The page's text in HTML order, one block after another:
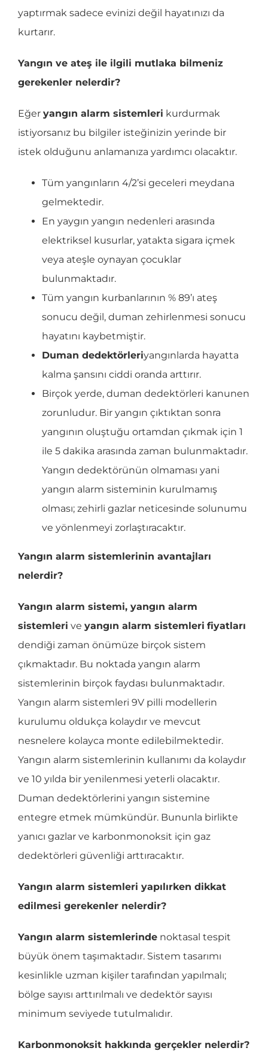
yaptırmak sadece evinizi değil hayatınızı da
kurtarır.
Yangın ve ateş ile ilgili mutlaka bilmeniz
gerekenler nelerdir?
Eğer yangın alarm sistemleri kurdurmak
istiyorsanız bu bilgiler isteğinizin yerinde bir
istek olduğunu anlamanıza yardımcı olacaktır.
Tüm yangınların 4/2’si geceleri meydana
gelmektedir.
En yaygın yangın nedenleri arasında
elektriksel kusurlar, yatakta sigara içmek
veya ateşle oynayan çocuklar
bulunmaktadır.
Tüm yangın kurbanlarının % 89’ı ateş
sonucu değil, duman zehirlenmesi sonucu
hayatını kaybetmiştir.
Duman dedektörleriyangınlarda hayatta
kalma şansını ciddi oranda arttırır.
Birçok yerde, duman dedektörleri kanunen
zorunludur. Bir yangın çıktıktan sonra
yangının oluştuğu ortamdan çıkmak için 1
ile 5 dakika arasında zaman bulunmaktadır.
Yangın dedektörünün olmaması yani
yangın alarm sisteminin kurulmamış
olması; zehirli gazlar neticesinde solunumu
ve yönlenmeyi zorlaştıracaktır.
Yangın alarm sistemlerinin avantajları
nelerdir?
Yangın alarm sistemi, yangın alarm
sistemleri ve yangın alarm sistemleri fiyatları
dendiği zaman önümüze birçok sistem
çıkmaktadır. Bu noktada yangın alarm
sistemlerinin birçok faydası bulunmaktadır.
Yangın alarm sistemleri 9V pilli modellerin
kurulumu oldukça kolaydır ve mevcut
nesnelere kolayca monte edilebilmektedir.
Yangın alarm sistemlerinin kullanımı da kolaydır
ve 10 yılda bir yenilenmesi yeterli olacaktır.
Duman dedektörlerini yangın sistemine
entegre etmek mümkündür. Bununla birlikte
yanıcı gazlar ve karbonmonoksit için gaz
dedektörleri güvenliği arttıracaktır.
Yangın alarm sistemleri yapılırken dikkat
edilmesi gerekenler nelerdir?
Yangın alarm sistemlerinde noktasal tespit
büyük önem taşımaktadır. Sistem tasarımı
kesinlikle uzman kişiler tarafından yapılmalı;
bölge sayısı arttırılmalı ve dedektör sayısı
minimum seviyede tutulmalıdır.
Karbonmonoksit hakkında gerçekler nelerdir?